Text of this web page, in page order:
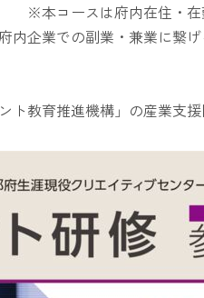
※本コースは府内在住・在
内企業での副業・兼業に繋
教育推進機構」の産業支